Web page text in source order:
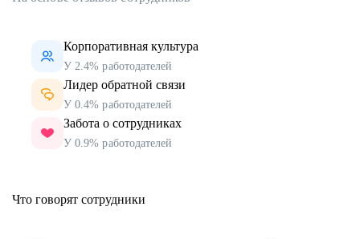
Корпоративная культура
У 2.4% работодателей
Лидер обратной связи
У 0.4% работодателей
Забота о сотрудниках
У 0.9% работодателей
Что говорят сотрудники